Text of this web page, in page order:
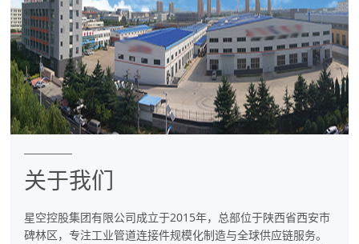
件
专
业
制
造
关于我们
星空控股集团有限公司成立于2015年，总部位于陕西省西安市
碑林区，专注工业管道连接件规模化制造与全球供应链服务。